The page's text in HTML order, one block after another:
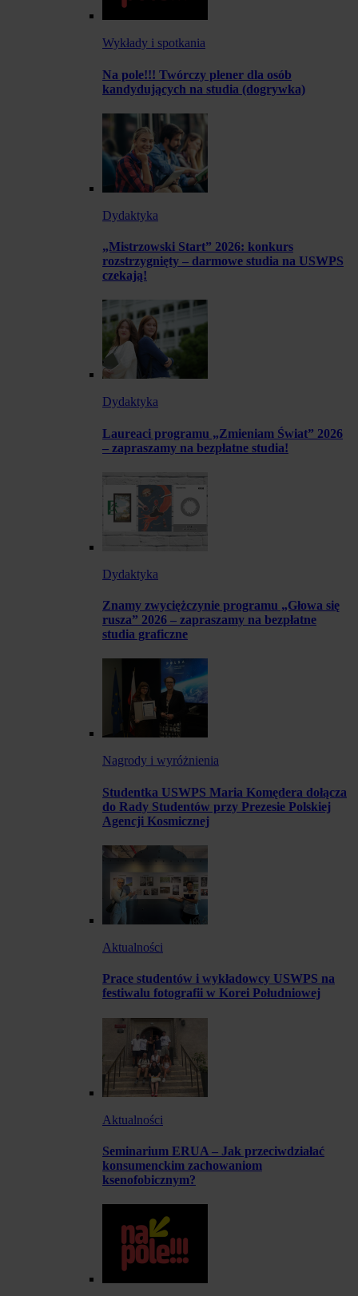
Wykłady i spotkania
Na pole!!! Twórczy plener dla osób
kandydujących na studia (dogrywka)
Dydaktyka
„Mistrzowski Start” 2026: konkurs
rozstrzygnięty – darmowe studia na USWPS
czekają!
Dydaktyka
Laureaci programu „Zmieniam Świat” 2026
– zapraszamy na bezpłatne studia!
Dydaktyka
Znamy zwyciężczynie programu „Głowa się
rusza” 2026 – zapraszamy na bezpłatne
studia graficzne
Nagrody i wyróżnienia
Studentka USWPS Maria Komędera dołącza
do Rady Studentów przy Prezesie Polskiej
Agencji Kosmicznej
Aktualności
Prace studentów i wykładowcy USWPS na
festiwalu fotografii w Korei Południowej
Aktualności
Seminarium ERUA – Jak przeciwdziałać
konsumenckim zachowaniom
ksenofobicznym?